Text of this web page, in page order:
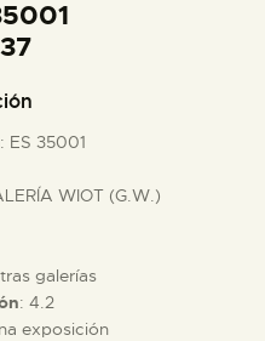
: ES 35001
WIOT (G.W.)
galerías
: 4.2
exposición